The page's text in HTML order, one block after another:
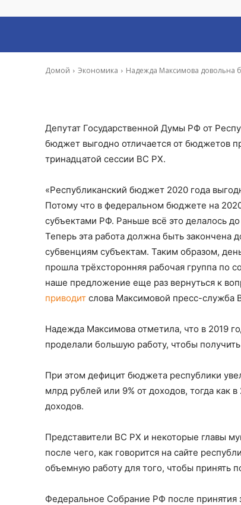
Домой Экономика Надежда Максимова довольна
Хакасии на
Депутат Государственной Думы РФ от
бюджет выгодно отличается от бюджетов
тринадцатой сессии ВС РХ.
«Республиканский бюджет 2020 года
Потому что в федеральном бюджете на
субъектами РФ. Раньше всё это делалось
Теперь эта работа должна быть закончена
субвенциям субъектам. Таким образом,
прошла трёхсторонняя рабочая группа
наше предложение еще раз вернуться к
приводит слова Максимовой пресс-служба
Надежда Максимова отметила, что в 2019
проделали большую работу, чтобы
При этом дефицит бюджета республики
млрд рублей или 9% от доходов, тогда как
доходов.
Представители ВС РХ и некоторые главы
после чего, как говорится на сайте
объемную работу для того, чтобы принять
Федеральное Собрание РФ после принятия